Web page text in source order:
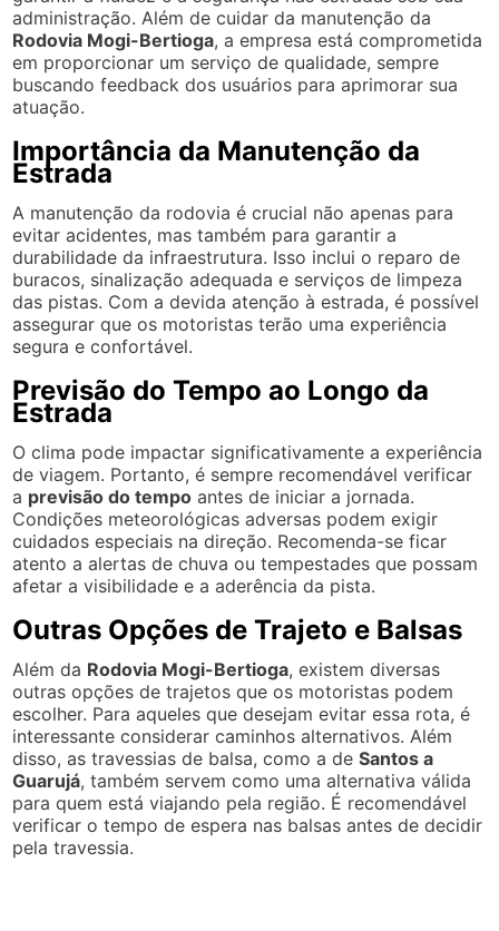
administração. Além de cuidar da manutenção da
Rodovia Mogi-Bertioga, a empresa está comprometida
em proporcionar um serviço de qualidade, sempre
buscando feedback dos usuários para aprimorar sua
atuação.
Importância da Manutenção da
Estrada
A manutenção da rodovia é crucial não apenas para
evitar acidentes, mas também para garantir a
durabilidade da infraestrutura. Isso inclui o reparo de
buracos, sinalização adequada e serviços de limpeza
das pistas. Com a devida atenção à estrada, é possível
assegurar que os motoristas terão uma experiência
segura e confortável.
Previsão do Tempo ao Longo da
Estrada
O clima pode impactar significativamente a experiência
de viagem. Portanto, é sempre recomendável verificar
a previsão do tempo antes de iniciar a jornada.
Condições meteorológicas adversas podem exigir
cuidados especiais na direção. Recomenda-se ficar
atento a alertas de chuva ou tempestades que possam
afetar a visibilidade e a aderência da pista.
Outras Opções de Trajeto e Balsas
Além da Rodovia Mogi-Bertioga, existem diversas
outras opções de trajetos que os motoristas podem
escolher. Para aqueles que desejam evitar essa rota, é
interessante considerar caminhos alternativos. Além
disso, as travessias de balsa, como a deSantos a
Guarujá, também servem como uma alternativa válida
para quem está viajando pela região. É recomendável
verificar o tempo de espera nas balsas antes de decidir
pela travessia.